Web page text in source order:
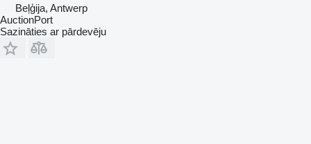
Beļģija, Antwerp
AuctionPort
Sazināties ar pārdevēju